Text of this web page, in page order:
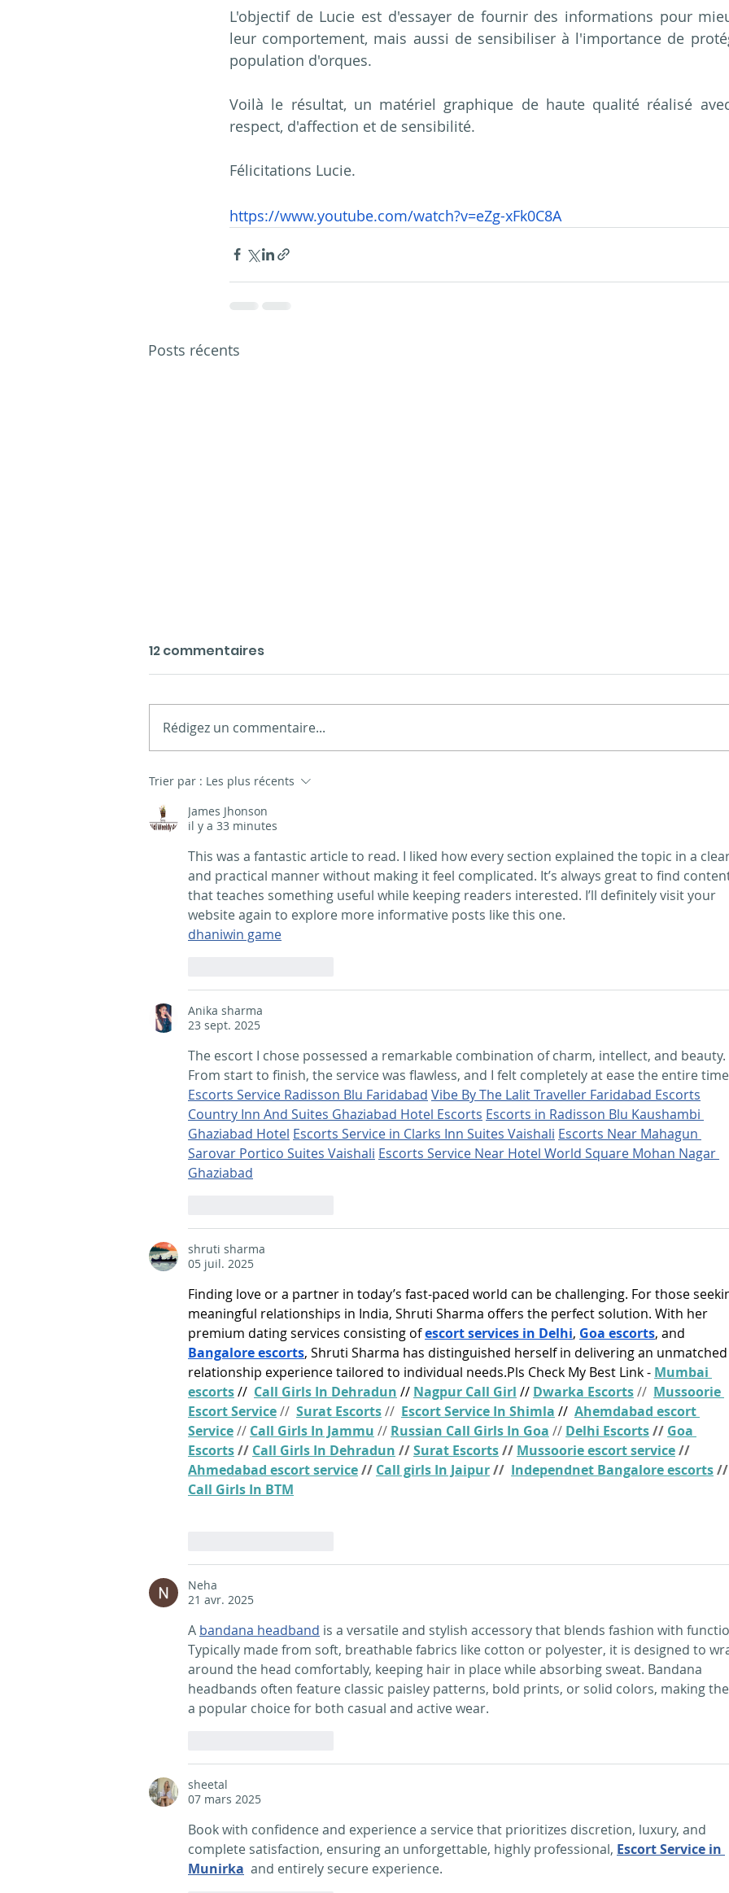
L'objectif de Lucie est d'essayer de fournir des informations pour
leur comportement, mais aussi de sensibiliser à l'importance de
population d'orques.
Voilà le résultat, un matériel graphique de haute qualité réalisé
respect, d'affection et de sensibilité.
Félicitations Lucie.
https://www.youtube.com/watch?v=eZg-xFk0C8A
Posts récents
Présentation des
La Corogne
12 commentaires
Rédigez un commentaire...
Trier par : Les plus récents
James Jhonson
il y a 33 minutes
This was a fantastic article to read. I liked how every section explained the topic in a
and practical manner without making it feel complicated. It’s always great to find
that teaches something useful while keeping readers interested. I’ll definitely visit your
website again to explore more informative posts like this one.
dhaniwin game
Anika sharma
23 sept. 2025
The escort I chose possessed a remarkable combination of charm, intellect, and beauty.
From start to finish, the service was flawless, and I felt completely at ease the entire
Escorts Service Radisson Blu Faridabad Vibe By The Lalit Traveller Faridabad Escorts
Country Inn And Suites Ghaziabad Hotel Escorts Escorts in Radisson Blu Kaushambi
Ghaziabad Hotel Escorts Service in Clarks Inn Suites Vaishali Escorts Near Mahagun
Sarovar Portico Suites Vaishali Escorts Service Near Hotel World Square Mohan Nagar
Ghaziabad
shruti sharma
05 juil. 2025
Finding love or a partner in today’s fast-paced world can be challenging. For those
meaningful relationships in India, Shruti Sharma offers the perfect solution. With her
premium dating services consisting of escort services in Delhi, Goa escorts, and
Bangalore escorts, Shruti Sharma has distinguished herself in delivering an
relationship experience tailored to individual needs.Pls Check My Best Link - Mumbai
escorts // Call Girls In Dehradun // Nagpur Call Girl // Dwarka Escorts // Mussoorie
Escort Service // Surat Escorts // Escort Service In Shimla // Ahemdabad escort
Service // Call Girls In Jammu // Russian Call Girls In Goa // Delhi Escorts // Goa
Escorts // Call Girls In Dehradun // Surat Escorts // Mussoorie escort service //
Ahmedabad escort service // Call girls In Jaipur // Independnet Bangalore escorts
Call Girls In BTM
Neha
21 avr. 2025
A bandana headband is a versatile and stylish accessory that blends fashion with
Typically made from soft, breathable fabrics like cotton or polyester, it is designed to
around the head comfortably, keeping hair in place while absorbing sweat. Bandana
headbands often feature classic paisley patterns, bold prints, or solid colors, making
a popular choice for both casual and active wear.
sheetal
07 mars 2025
Book with confidence and experience a service that prioritizes discretion, luxury, and
complete satisfaction, ensuring an unforgettable, highly professional, Escort Service in
Munirka and entirely secure experience.